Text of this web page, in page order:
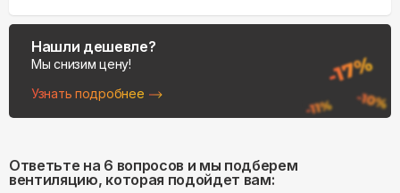
Нашли дешевле?
Мы снизим цену!
Узнать подробнее
Ответьте на 6 вопросов и мы подберем
вентиляцию, которая подойдет вам: